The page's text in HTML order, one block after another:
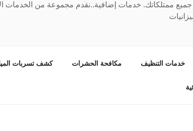
جميع ممتلكاتك. خدمات إضافية..نقدم مجموعة من الخدمات
خدمات التنظيف مكافحة الحشرات كشف تسربات